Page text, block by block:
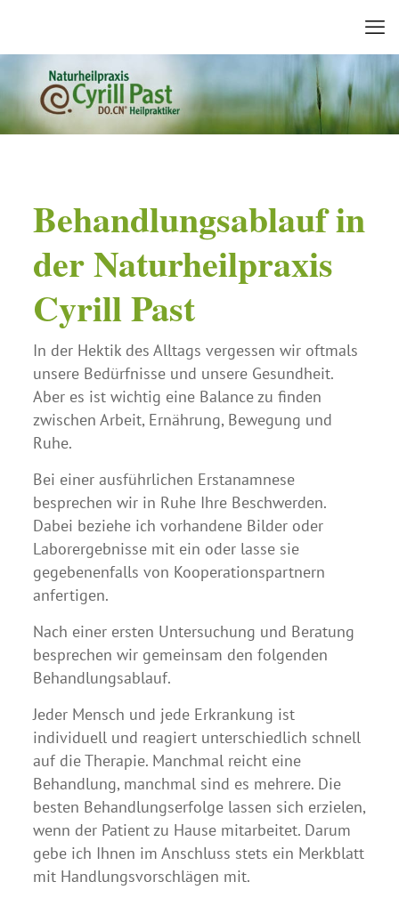
Behandlungs­ablauf in
der Naturheil­praxis
Cyrill Past
In der Hektik des Alltags vergessen wir oftmals
unsere Bedürfnisse und unsere Gesundheit.
Aber es ist wichtig eine Balance zu finden
zwischen Arbeit, Ernährung, Bewegung und
Ruhe.
Bei einer ausführlichen Erstanamnese
besprechen wir in Ruhe Ihre Beschwerden.
Dabei beziehe ich vorhandene Bilder oder
Laborergebnisse mit ein oder lasse sie
gegebenenfalls von Kooperationspartnern
anfertigen.
Nach einer ersten Untersuchung und Beratung
besprechen wir gemeinsam den folgenden
Behandlungsablauf.
Jeder Mensch und jede Erkrankung ist
individuell und reagiert unterschiedlich schnell
auf die Therapie. Manchmal reicht eine
Behandlung, manchmal sind es mehrere. Die
besten Behandlungserfolge lassen sich erzielen,
wenn der Patient zu Hause mitarbeitet. Darum
gebe ich Ihnen im Anschluss stets ein Merkblatt
mit Handlungsvorschlägen mit.